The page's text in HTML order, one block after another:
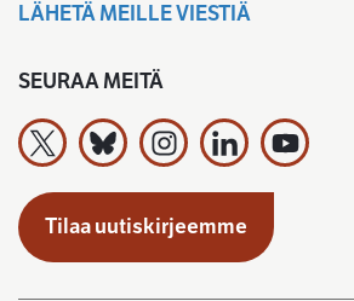
LÄHETÄ MEILLE VIESTIÄ
SEURAA MEITÄ
Työeläkevakuuttajat TELA ry X:ssä
Työeläkevakuuttajat TELA ry
Työeläkevakuuttajat
Tilaa uutiskirjeemme